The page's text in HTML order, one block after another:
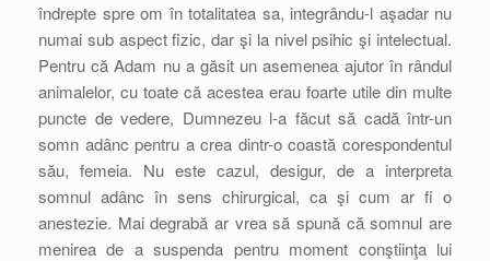
îndrepte spre om în totalitatea sa, integrându-l aşadar nu
numai sub aspect fizic, dar şi la nivel psihic şi intelectual.
Pentru că Adam nu a găsit un asemenea ajutor în rândul
animalelor, cu toate că acestea erau foarte utile din multe
puncte de vedere, Dumnezeu l-a făcut să cadă într-un
somn adânc pentru a crea dintr-o coastă corespondentul
său, femeia. Nu este cazul, desigur, de a interpreta
somnul adânc în sens chirurgical, ca şi cum ar fi o
anestezie. Mai degrabă ar vrea să spună că somnul are
menirea de a suspenda pentru moment conştiinţa lui